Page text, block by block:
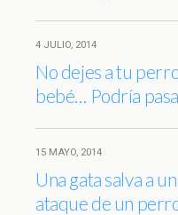
4 JULIO, 2014
No dejes a tu
bebé… Podría
15 MAYO, 2014
Una gata salva a
ataque de un